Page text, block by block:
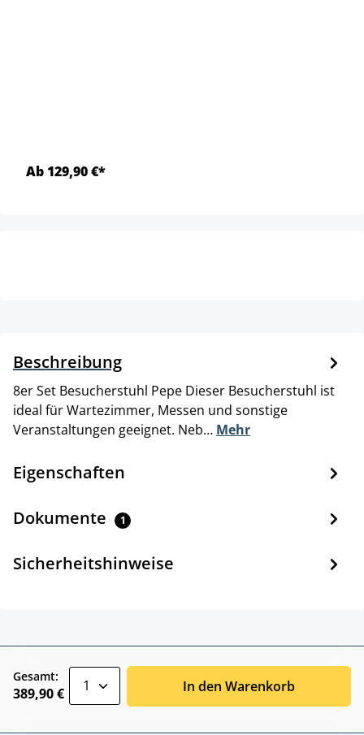
Ab 129,90 €*
Beschreibung
8er Set Besucherstuhl Pepe Dieser Besucherstuhl ist
ideal für Wartezimmer, Messen und sonstige
Veranstaltungen geeignet. Neb… Mehr
Eigenschaften
Dokumente 1
Sicherheitshinweise
Gesamt:
389,90 € In den Warenkorb